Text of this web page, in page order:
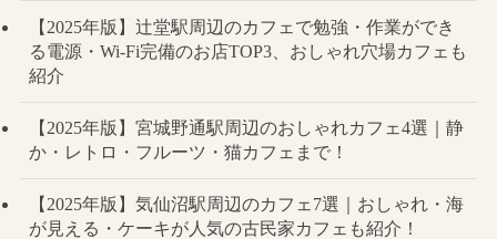
【2025年版】辻堂駅周辺のカフェで勉強・作業ができ
る電源・Wi-Fi完備のお店TOP3、おしゃれ穴場カフェも
紹介
【2025年版】宮城野通駅周辺のおしゃれカフェ4選｜静
か・レトロ・フルーツ・猫カフェまで！
【2025年版】気仙沼駅周辺のカフェ7選｜おしゃれ・海
が見える・ケーキが人気の古民家カフェも紹介！